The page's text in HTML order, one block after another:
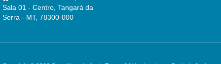
Sala 01 - Centro, Tangará da
Serra - MT, 78300-000